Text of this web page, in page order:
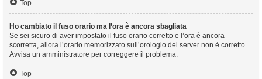
Top
Ho cambiato il fuso orario ma l’ora è ancora sbagliata
Se sei sicuro di aver impostato il fuso orario corretto e l’ora è ancora
scorretta, allora l’orario memorizzato sull’orologio del server non è corretto.
Avvisa un amministratore per correggere il problema.
Top